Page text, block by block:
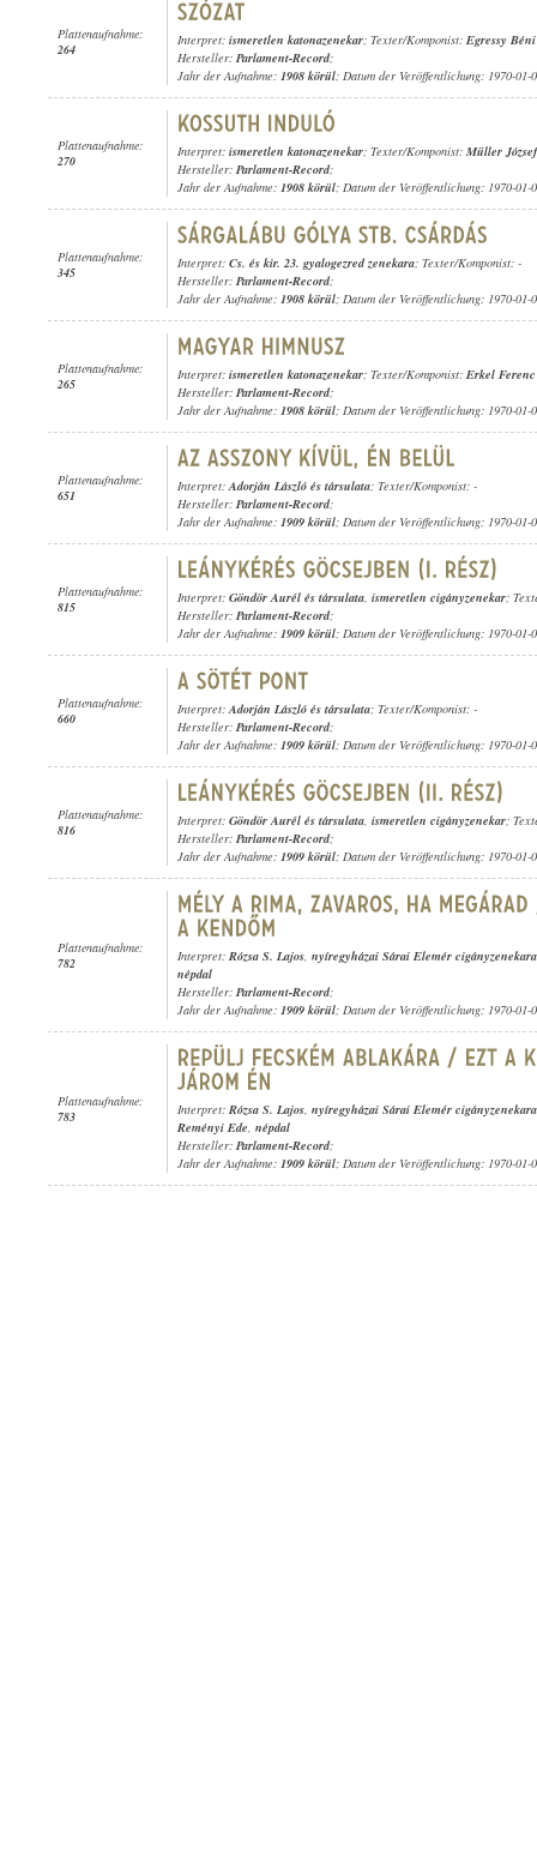
Plattenaufnahme:
264
Interpret: ismeretlen katonazenekar; Texter/Komponist: Egressy Béni
Hersteller: Parlament-Record;
Jahr der Aufnahme: 1908 körül; Datum der Veröffentlichung: 1970-01-
Plattenaufnahme:
270
Interpret: ismeretlen katonazenekar; Texter/Komponist: Müller József
Hersteller: Parlament-Record;
Jahr der Aufnahme: 1908 körül; Datum der Veröffentlichung: 1970-01-
Plattenaufnahme:
345
Interpret: Cs. és kir. 23. gyalogezred zenekara; Texter/Komponist: -
Hersteller: Parlament-Record;
Jahr der Aufnahme: 1908 körül; Datum der Veröffentlichung: 1970-01-
Plattenaufnahme:
265
Interpret: ismeretlen katonazenekar; Texter/Komponist: Erkel Ferenc
Hersteller: Parlament-Record;
Jahr der Aufnahme: 1908 körül; Datum der Veröffentlichung: 1970-01-
Plattenaufnahme:
651
Interpret:Adorján László és társulata; Texter/Komponist: -
Hersteller: Parlament-Record;
Jahr der Aufnahme: 1909 körül; Datum der Veröffentlichung: 1970-01-
Plattenaufnahme:
815
Interpret: Göndör Aurél és társulata, ismeretlen cigányzenekar;
Hersteller: Parlament-Record;
Jahr der Aufnahme: 1909 körül; Datum der Veröffentlichung: 1970-01-
Plattenaufnahme:
660
Interpret:Adorján László és társulata; Texter/Komponist: -
Hersteller: Parlament-Record;
Jahr der Aufnahme: 1909 körül; Datum der Veröffentlichung: 1970-01-
Plattenaufnahme:
816
Interpret: Göndör Aurél és társulata, ismeretlen cigányzenekar;
Hersteller: Parlament-Record;
Jahr der Aufnahme: 1909 körül; Datum der Veröffentlichung: 1970-01-
Plattenaufnahme:
782
Interpret: Rózsa S. Lajos, nyíregyházai Sárai Elemér cigányzenekara
népdal
Hersteller: Parlament-Record;
Jahr der Aufnahme: 1909 körül; Datum der Veröffentlichung: 1970-01-
Plattenaufnahme:
783
Interpret: Rózsa S. Lajos, nyíregyházai Sárai Elemér cigányzenekara
Reményi Ede, népdal
Hersteller: Parlament-Record;
Jahr der Aufnahme: 1909 körül; Datum der Veröffentlichung: 1970-01-